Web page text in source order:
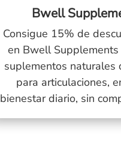
Bwell
Consigue 15% de
en Bwell Supplements
suplementos naturales
para articulaciones,
bienestar diario, sin